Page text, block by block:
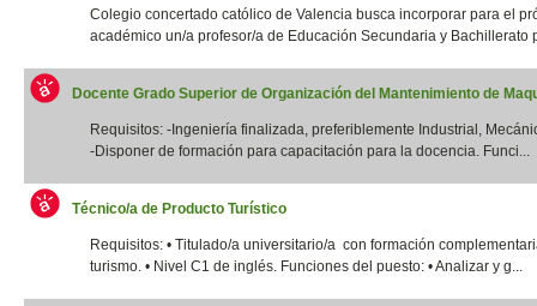
Colegio concertado católico de Valencia busca incorporar para el
académico un/a profesor/a de Educación Secundaria y Bachillerato
Docente Grado Superior de Organización del Mantenimiento de
Requisitos: -Ingeniería finalizada, preferiblemente Industrial,
-Disponer de formación para capacitación para la docencia. Funci...
Técnico/a de Producto Turístico
Requisitos: • Titulado/a universitario/a con formación
turismo. • Nivel C1 de inglés. Funciones del puesto: • Analizar y g...